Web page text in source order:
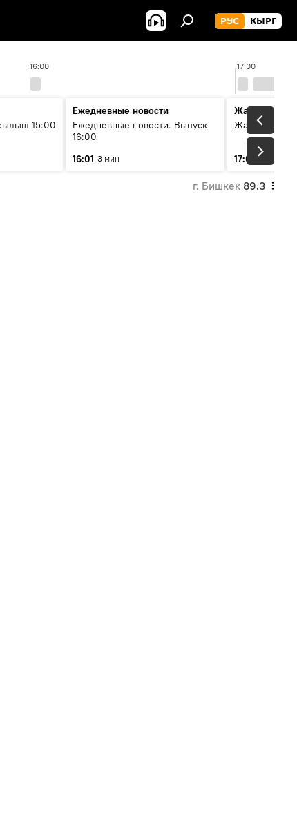
РУС КЫРГ
16:00 17:00
15:00
Ежедневные новости
Ежедневные новости. Выпуск
16:00
16:01 3 мин
Жаңылыктар
17:01 3 мин
г. Бишкек 89.3